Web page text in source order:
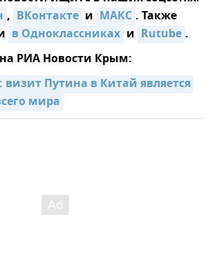
, ВКонтакте и MAКС . Также
в Одноклассниках и Rutube .
РИА Новости Крым:
визит Путина в Китай является
мира